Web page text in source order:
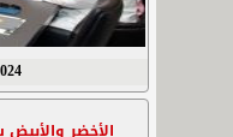
02/
الأخضر